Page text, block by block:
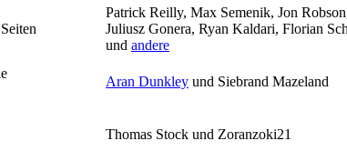
Patrick Reilly, Max Semenik, Jon
Juliusz Gonera, Ryan Kaldari, Florian
und andere
Aran Dunkley und Siebrand Mazeland
Thomas Stock und Zoranzoki21